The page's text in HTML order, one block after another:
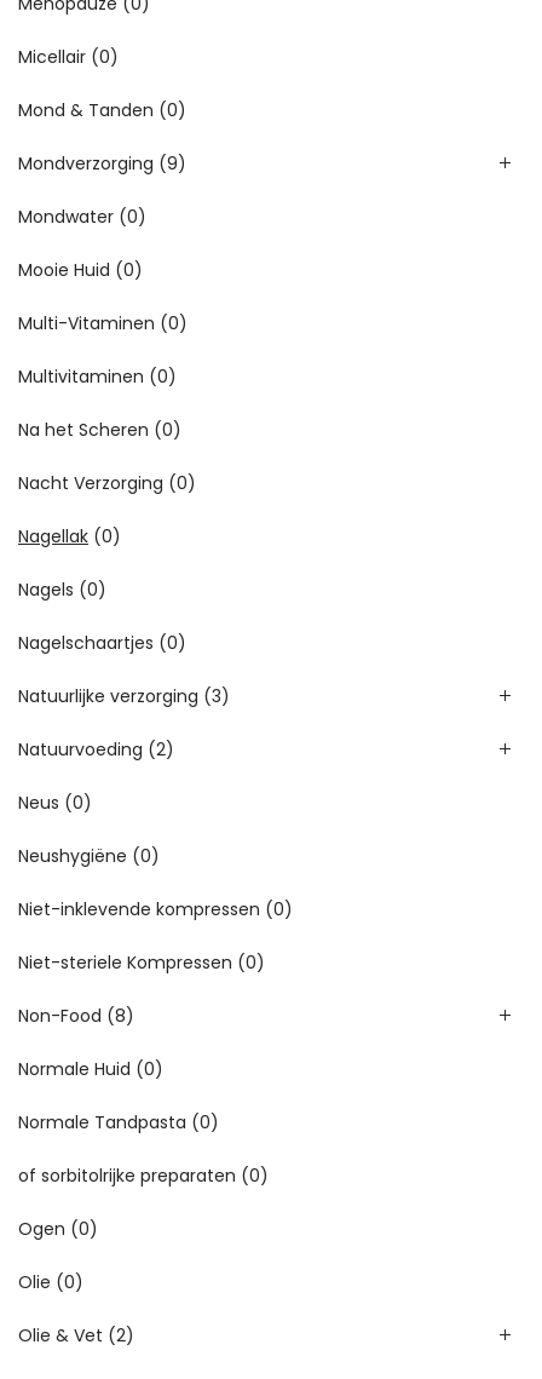
Micellair (0)
Mond & Tanden (0)
Mondverzorging (9)
Mondwater (0)
Mooie Huid (0)
Multi-Vitaminen (0)
Multivitaminen (0)
Na het Scheren (0)
Nacht Verzorging (0)
Nagellak (0)
Nagels (0)
Nagelschaartjes (0)
Natuurlijke verzorging (3)
Natuurvoeding (2)
Neus (0)
Neushygiëne (0)
Niet-inklevende kompressen (0)
Niet-steriele Kompressen (0)
Non-Food (8)
Normale Huid (0)
Normale Tandpasta (0)
of sorbitolrijke preparaten (0)
Ogen (0)
Olie (0)
Olie & Vet (2)